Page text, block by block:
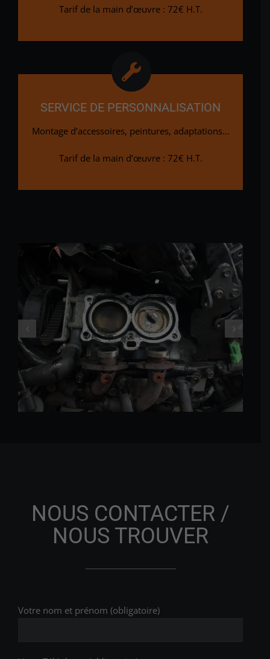
Tarif de la main d’œuvre : 72€ H.T.
SERVICE DE PERSONNALISATION
Montage d’accessoires, peintures, adaptations…
Tarif de la main d’œuvre : 72€ H.T.
NOUS CONTACTER /
NOUS TROUVER
Votre nom et prénom (obligatoire)